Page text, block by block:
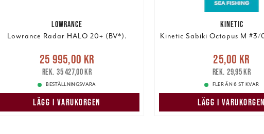
LOWRANCE
Lowrance Radar HALO 20+ (BV*).
Nuvarande pris
25 995,00 krTidigare pris
35 427,00 kr
25 995,00 kr
35 427,00 kr
BESTÄLLNINGSVARA
LÄGG I VARUKORGEN
KINETIC
Kinetic Sabiki Octopus M #3/
Nuvarande pris :25,00 kr
pris:29,95 kr
25,00 kr
29,95 kr
FLER ÄN 6 ST KVAR
LÄGG I VARUKORGEN